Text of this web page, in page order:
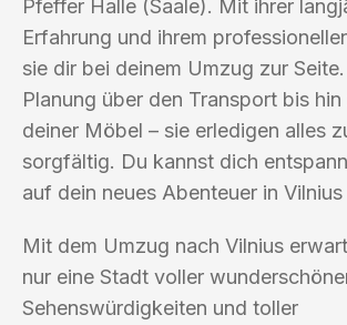
Pfeffer Halle (Saale). Mit ihrer
Erfahrung und ihrem
sie dir bei deinem Umzug zur
Planung über den Transport bis
deiner Möbel – sie erledigen alles
sorgfältig. Du kannst dich
auf dein neues Abenteuer in Vilnius
Mit dem Umzug nach Vilnius
nur eine Stadt voller
Sehenswürdigkeiten und toller